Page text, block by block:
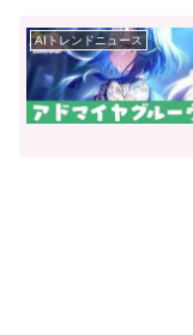
AIトレンドニュース